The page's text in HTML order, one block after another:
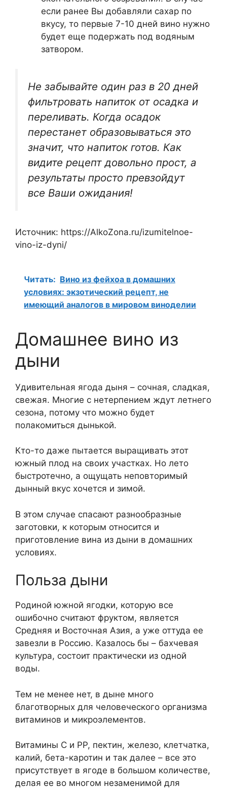
если ранее Вы добавляли сахар по
вкусу, то первые 7-10 дней вино нужно
будет еще подержать под водяным
затвором.
Не забывайте один раз в 20 дней
фильтровать напиток от осадка и
переливать. Когда осадок
перестанет образовываться это
значит, что напиток готов. Как
видите рецепт довольно прост, а
результаты просто превзойдут
все Ваши ожидания!
Источник: https://AlkoZona.ru/izumitelnoe-
vino-iz-dyni/
Читать: Вино из фейхоа в домашних
условиях: экзотический рецепт, не
имеющий аналогов в мировом виноделии
Домашнее вино из
дыни
Удивительная ягода дыня – сочная, сладкая,
свежая. Многие с нетерпением ждут летнего
сезона, потому что можно будет
полакомиться дынькой.
Кто-то даже пытается выращивать этот
южный плод на своих участках. Но лето
быстротечно, а ощущать неповторимый
дынный вкус хочется и зимой.
В этом случае спасают разнообразные
заготовки, к которым относится и
приготовление вина из дыни в домашних
условиях.
Польза дыни
Родиной южной ягодки, которую все
ошибочно считают фруктом, является
Средняя и Восточная Азия, а уже оттуда ее
завезли в Россию. Казалось бы – бахчевая
культура, состоит практически из одной
воды.
Тем не менее нет, в дыне много
благотворных для человеческого организма
витаминов и микроэлементов.
Витамины C и PP, пектин, железо, клетчатка,
калий, бета-каротин и так далее – все это
присутствует в ягоде в большом количестве,
делая ее во многом незаменимой для